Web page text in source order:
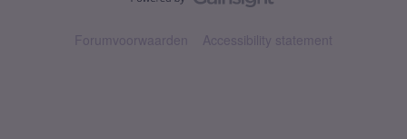
Forumvoorwaarden Accessibility statement